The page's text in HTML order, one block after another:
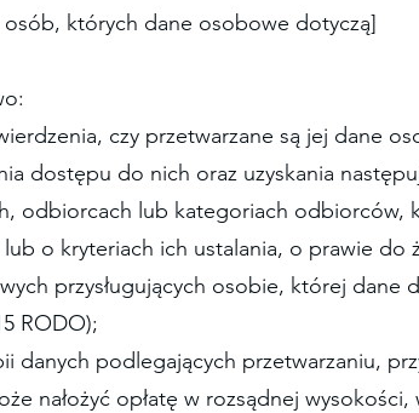
osób, których dane osobowe dotyczą]
czy przetwarzane są jej dane
dostępu do nich oraz uzyskania
odbiorcach lub kategoriach odbiorców,
o kryteriach ich ustalania, o prawie do
przysługujących osobie, której dane
RODO);
danych podlegających przetwarzaniu,
nałożyć opłatę w rozsądnej